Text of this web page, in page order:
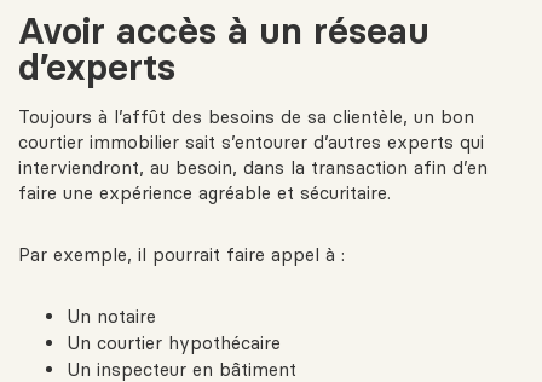
Avoir accès à un réseau
d’experts
Toujours à l’affût des besoins de sa clientèle, un bon
courtier immobilier sait s’entourer d’autres experts qui
interviendront, au besoin, dans la transaction afin d’en
faire une expérience agréable et sécuritaire.
Par exemple, il pourrait faire appel à :
Un notaire
Un courtier hypothécaire
Un inspecteur en bâtiment